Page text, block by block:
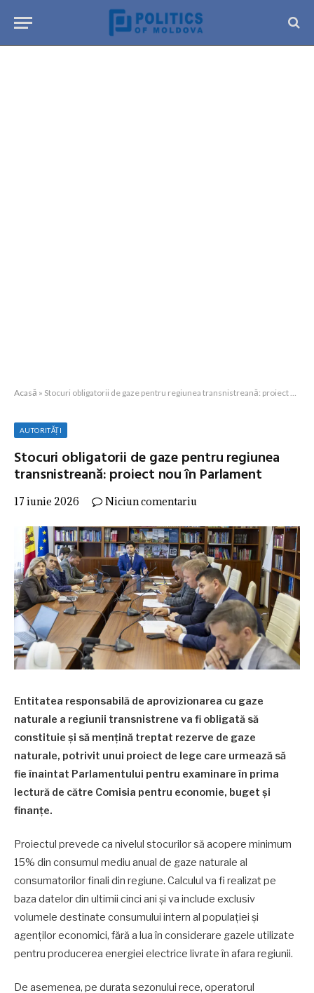
Acasă » Stocuri obligatorii de gaze pentru regiunea transnistreană: proiect nou în Parlament
AUTORITĂȚI
Stocuri obligatorii de gaze pentru regiunea
transnistreană: proiect nou în Parlament
17 iunie 2026 Niciun comentariu
Entitatea responsabilă de aprovizionarea cu gaze
naturale a regiunii transnistrene va fi obligată să
constituie și să mențină treptat rezerve de gaze
naturale, potrivit unui proiect de lege care urmează să
fie înaintat Parlamentului pentru examinare în prima
lectură de către Comisia pentru economie, buget și
finanțe.
Proiectul prevede ca nivelul stocurilor să acopere minimum
15% din consumul mediu anual de gaze naturale al
consumatorilor finali din regiune. Calculul va fi realizat pe
baza datelor din ultimii cinci ani și va include exclusiv
volumele destinate consumului intern al populației și
agenților economici, fără a lua în considerare gazele utilizate
pentru producerea energiei electrice livrate în afara regiunii.
De asemenea, pe durata sezonului rece, operatorul